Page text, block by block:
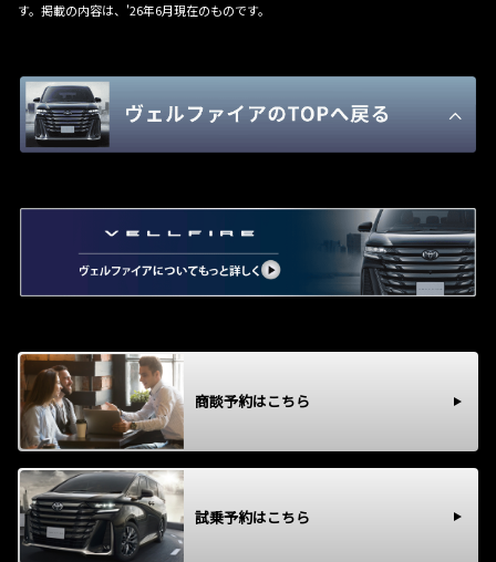
す。掲載の内容は、'26年6月現在のものです。
商談予約はこちら
試乗予約はこちら